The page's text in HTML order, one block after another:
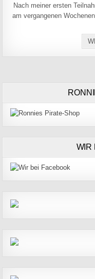
Nach meiner ersten
am vergangenen
WIR